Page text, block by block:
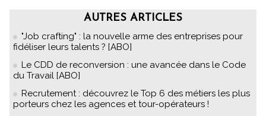
AUTRES ARTICLES
"Job crafting" : la nouvelle arme des entreprises pour
fidéliser leurs talents ? [ABO]
Le CDD de reconversion : une avancée dans le Code
du Travail [ABO]
Recrutement : découvrez le Top 6 des métiers les plus
porteurs chez les agences et tour-opérateurs !